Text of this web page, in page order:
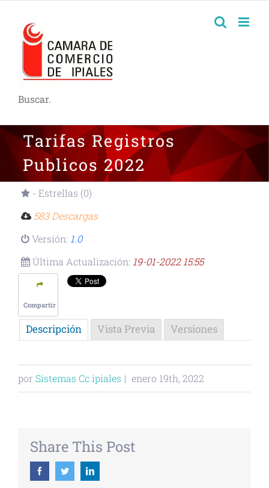
Buscar.
Tarifas Registros
Publicos 2022
- Estrellas (0)
583 Descargas
Versión: 1.0
Última Actualización: 19-01-2022 15:55
Compartir
Descripción Vista Previa Versiones
por Sistemas Cc ipiales | enero 19th, 2022
Share This Post
FacebookTwitterLinkedin